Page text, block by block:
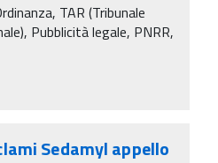
TAR (Tribunale
Pubblicità legale, PNRR,
Sedamyl appello